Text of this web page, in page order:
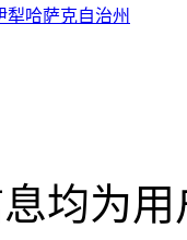
犁哈萨克自治州
均为